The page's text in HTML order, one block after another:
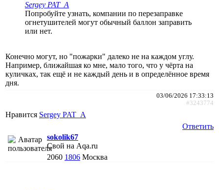
Sergey PAT_A
Попробуйте узнать, компании по перезаправке
огнетушителей могут обычный баллон заправить
или нет.
Конечно могут, но "пожарки" далеко не на каждом углу.
Например, ближайшая ко мне, мало того, что у чёрта на
куличках, так ещё и не каждый день и в определённое время
дня.
03/06/2026 17:33:13
#3243774
Нравится Sergey PAT_A
Ответить
sokolik67
Свой на Aqa.ru
2060 1806 Москва